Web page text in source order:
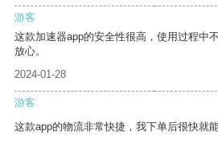
游客
这款加速器app的安全性很高，使用过程中
放心。
2024-01-28
游客
这款app的物流非常快捷，我下单后很快就能